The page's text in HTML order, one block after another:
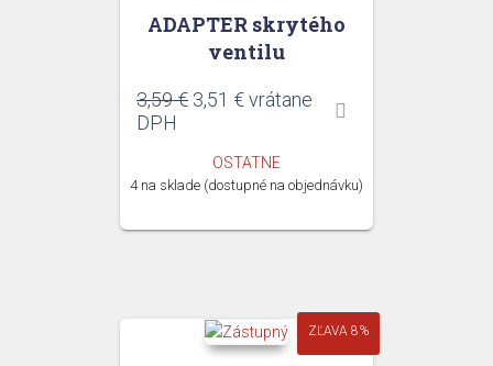
ADAPTER skrytého
ventilu
3,59€ Pôvodná
3,59 €.
3,51 €Aktuálna
3,51 €.
vrátane
DPH
OSTATNE
4 na sklade (dostupné na objednávku)
ZĽAVA 8%